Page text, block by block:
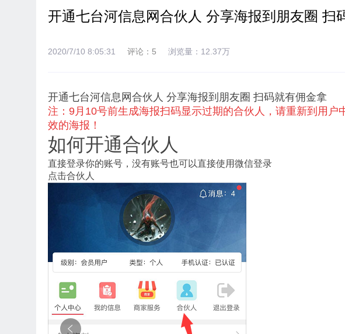
开通七台河信息网合伙人 分享海报到朋友圈 扫
2020/7/10 8:05:31 评论：5 浏览量：12.37万
开通七台河信息网合伙人 分享海报到朋友圈 扫码就有佣金拿
注：9月10号前生成海报扫码显示过期的合伙人，请重新到用
效的海报！
如何开通合伙人
直接登录你的账号，没有账号也可以直接使用微信登录
点击合伙人